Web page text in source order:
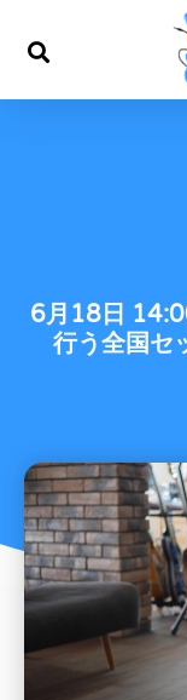
6月18日
行う全国セ